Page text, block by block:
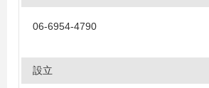
06-6954-4790
設立